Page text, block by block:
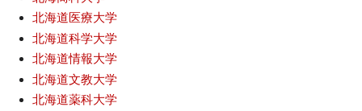
北海道医療大学
北海道科学大学
北海道情報大学
北海道文教大学
北海道薬科大学